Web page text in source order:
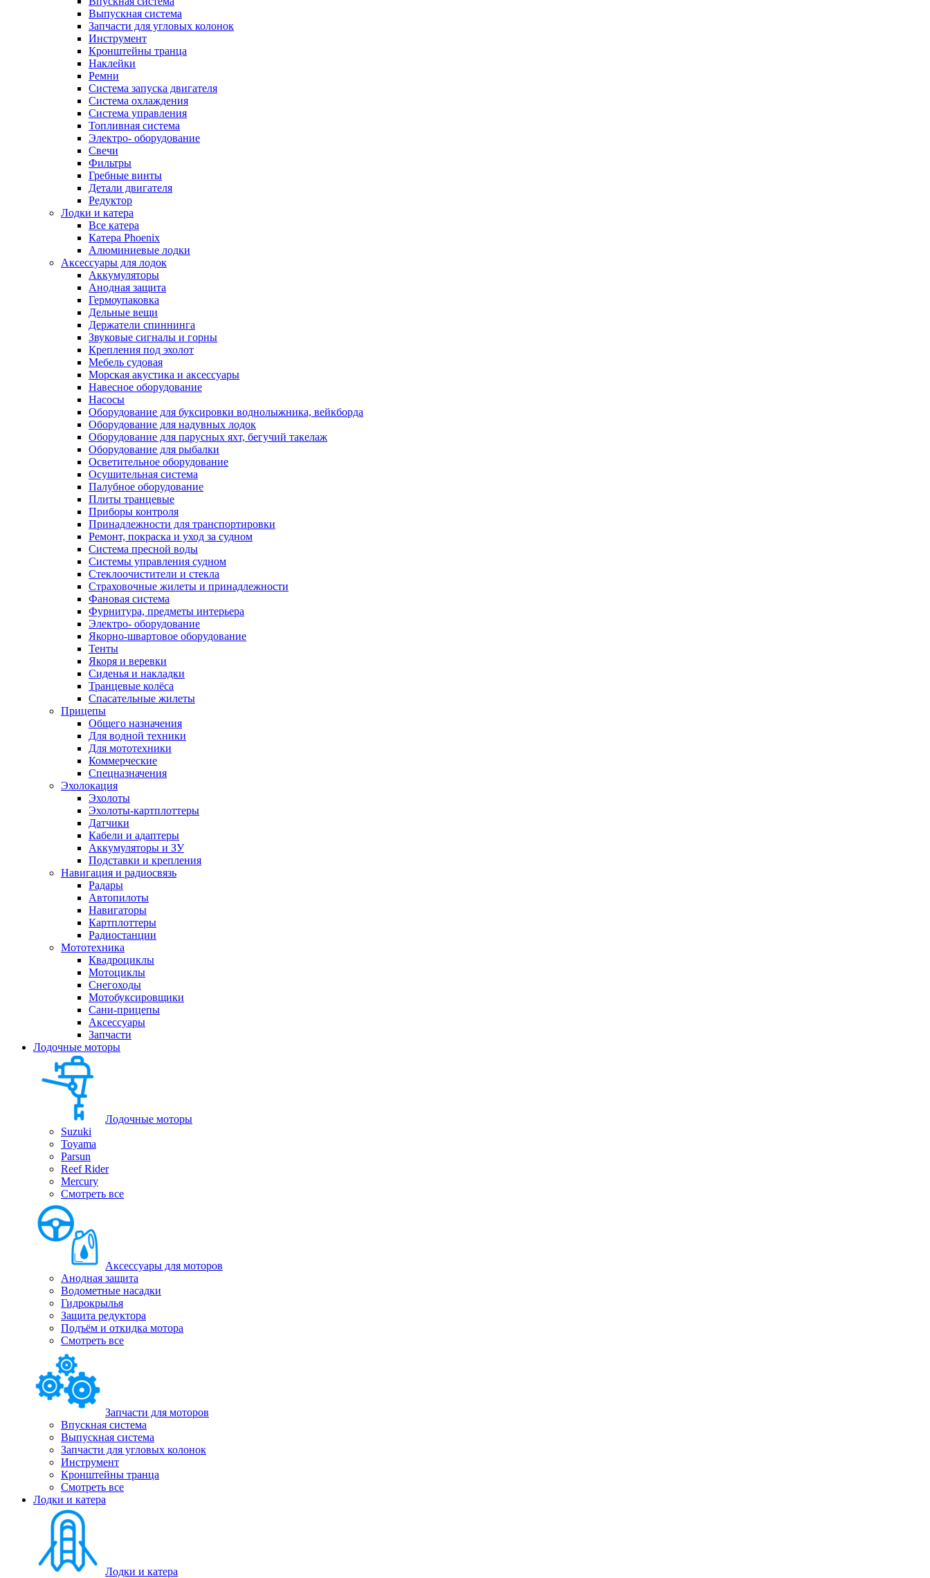
Выпускная система
Запчасти для угловых колонок
Инструмент
Кронштейны транца
Наклейки
Ремни
Система запуска двигателя
Система охлаждения
Система управления
Топливная система
Электро- оборудование
Свечи
Фильтры
Гребные винты
Детали двигателя
Редуктор
Лодки и катера
Все катера
Катера Phoenix
Алюминиевые лодки
Аксессуары для лодок
Аккумуляторы
Анодная защита
Гермоупаковка
Дельные вещи
Держатели спиннинга
Звуковые сигналы и горны
Крепления под эхолот
Мебель судовая
Морская акустика и аксессуары
Навесное оборудование
Насосы
Оборудование для буксировки воднолыжника, вейкборда
Оборудование для надувных лодок
Оборудование для парусных яхт, бегучий такелаж
Оборудование для рыбалки
Осветительное оборудование
Осушительная система
Палубное оборудование
Плиты транцевые
Приборы контроля
Принадлежности для транспортировки
Ремонт, покраска и уход за судном
Система пресной воды
Системы управления судном
Стеклоочистители и стекла
Страховочные жилеты и принадлежности
Фановая система
Фурнитура, предметы интерьера
Электро- оборудование
Якорно-швартовое оборудование
Тенты
Якоря и веревки
Сиденья и накладки
Транцевые колёса
Спасательные жилеты
Прицепы
Общего назначения
Для водной техники
Для мототехники
Коммерческие
Спецназначения
Эхолокация
Эхолоты
Эхолоты-картплоттеры
Датчики
Кабели и адаптеры
Аккумуляторы и ЗУ
Подставки и крепления
Навигация и радиосвязь
Радары
Автопилоты
Навигаторы
Картплоттеры
Радиостанции
Мототехника
Квадроциклы
Мотоциклы
Снегоходы
Мотобуксировщики
Сани-прицепы
Аксессуары
Запчасти
Лодочные моторы
Лодочные моторы
Suzuki
Toyama
Parsun
Reef Rider
Mercury
Смотреть все
Аксессуары для моторов
Анодная защита
Водометные насадки
Гидрокрылья
Защита редуктора
Подъём и откидка мотора
Смотреть все
Запчасти для моторов
Впускная система
Выпускная система
Запчасти для угловых колонок
Инструмент
Кронштейны транца
Смотреть все
Лодки и катера
Лодки и катера